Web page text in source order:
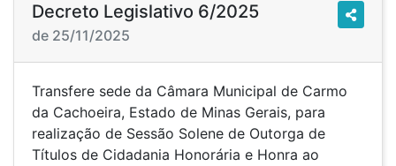
Decreto Legislativo 6/2025
de 25/11/2025
Transfere sede da Câmara Municipal de Carmo
da Cachoeira, Estado de Minas Gerais, para
realização de Sessão Solene de Outorga de
Títulos de Cidadania Honorária e Honra ao